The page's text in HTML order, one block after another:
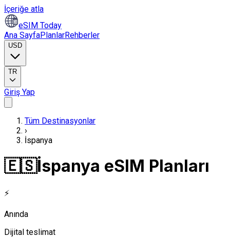
İçeriğe atla
eSIM Today
Ana SayfaPlanlarRehberler
USD
TR
Giriş Yap
Tüm Destinasyonlar
›
İspanya
🇪🇸İspanya eSIM Planları
⚡
Anında
Dijital teslimat